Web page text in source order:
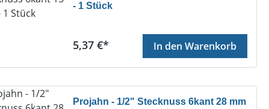
- 1 Stück
Regulärer Preis:
5,37 €* In den Warenkorb
Projahn - 1/2" Stecknuss 6kant 28 mm